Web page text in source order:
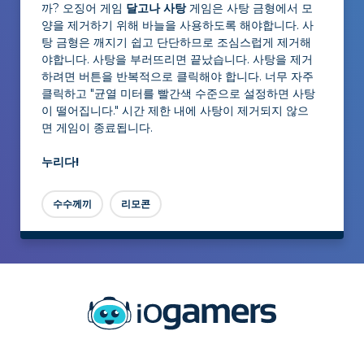
까? 오징어 게임 달고나 사탕게임은 사탕 금형에서 모
양을 제거하기 위해 바늘을 사용하도록 해야합니다. 사
탕 금형은 깨지기 쉽고 단단하므로 조심스럽게 제거해
야합니다. 사탕을 부러뜨리면 끝났습니다. 사탕을 제거
하려면 버튼을 반복적으로 클릭해야 합니다. 너무 자주
클릭하고 "균열 미터를 빨간색 수준으로 설정하면 사탕
이 떨어집니다." 시간 제한 내에 사탕이 제거되지 않으
면 게임이 종료됩니다.
누리다!
수수께끼 리모콘